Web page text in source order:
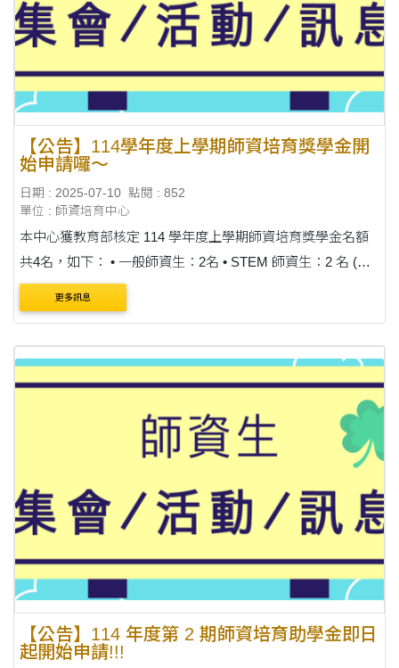
【公告】114學年度上學期師資培育獎學金開
始申請囉～
日期 : 2025-07-10 點閱 : 852
單位 : 師資培育中心
本中心獲教育部核定 114 學年度上學期師資培育獎學金名額
共4名，如下： • 一般師資生：2名 • STEM 師資生：2 名 (限
專門課程修習數學、自然科學、科技領域等專長) ※請領月
份：114 年 8 月至 115 年 1 月 (....
更多訊息
【公告】114 年度第 2 期師資培育助學金即日
起開始申請!!!